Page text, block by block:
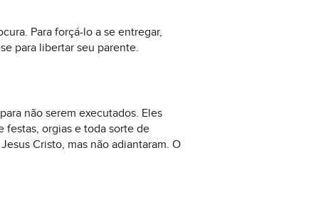
Para forçá-lo a se entregar,
para libertar seu parente.
não serem executados. Eles
festas, orgias e toda sorte de
Cristo, mas não adiantaram. O